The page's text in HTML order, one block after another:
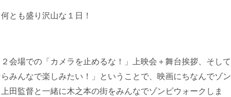
とも盛り沢山な１日！
会場での「カメラを止めるな！」上映会＋舞台挨拶、そして
みんなで楽しみたい！」ということで、映画にちなんでゾン
田監督と一緒に木之本の街をみんなでゾンビウォークしま